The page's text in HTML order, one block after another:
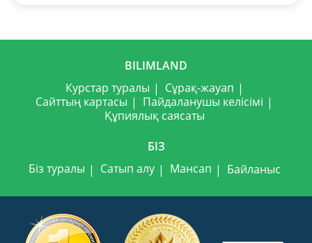
BILIMLAND
Курстар туралы
Сұрақ-жауап
Сайттың картасы
Пайдаланушы келісімі
Құпиялық саясаты
БІЗ
Біз туралы
Сатып алу Мансап Байланыс